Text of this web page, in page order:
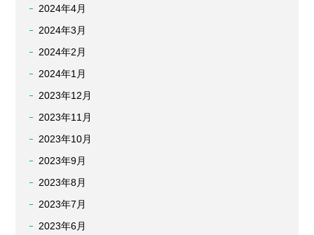
2024年4月
2024年3月
2024年2月
2024年1月
2023年12月
2023年11月
2023年10月
2023年9月
2023年8月
2023年7月
2023年6月